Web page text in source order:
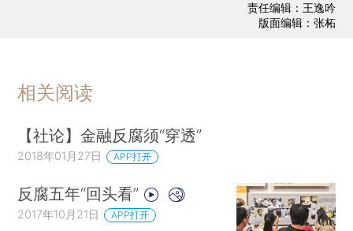
责任编辑：王逸吟
版面编辑：张柘
相关阅读
【社论】金融反腐须“穿透”
2018年01月27日 APP打开
反腐五年“回头看”
2017年10月21日 APP打开